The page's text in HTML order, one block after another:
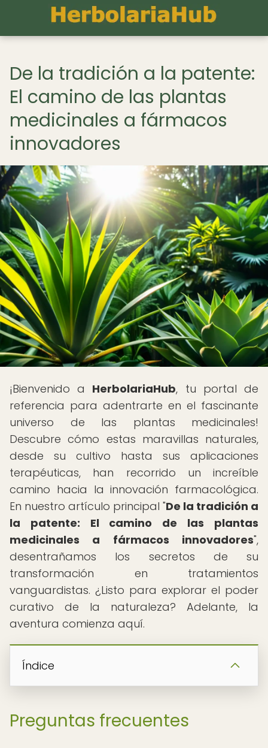
De la tradición a la patente:
El camino de las plantas
medicinales a fármacos
innovadores
¡Bienvenido a HerbolariaHub, tu portal de
referencia para adentrarte en el fascinante
universo de las plantas medicinales!
Descubre cómo estas maravillas naturales,
desde su cultivo hasta sus aplicaciones
terapéuticas, han recorrido un increíble
camino hacia la innovación farmacológica.
En nuestro artículo principal "De la tradición a
la patente: El camino de las plantas
medicinales a fármacos innovadores",
desentrañamos los secretos de su
transformación en tratamientos
vanguardistas. ¿Listo para explorar el poder
curativo de la naturaleza? Adelante, la
aventura comienza aquí.
Índice
Preguntas frecuentes